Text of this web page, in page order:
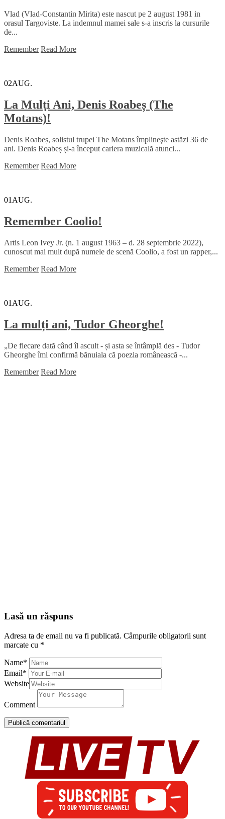
Vlad (Vlad-Constantin Mirita) este nascut pe 2 august 1981 in
orasul Targoviste. La indemnul mamei sale s-a inscris la cursurile
de...
Remember Read More
02AUG.
La Mulţi Ani, Denis Roabeș (The
Motans)!
Denis Roabeș, solistul trupei The Motans împlineşte astăzi 36 de
ani. Denis Roabeș și-a început cariera muzicală atunci...
Remember Read More
01 AUG.
Remember Coolio!
Artis Leon Ivey Jr. (n. 1 august 1963 – d. 28 septembrie 2022),
cunoscut mai mult după numele de scenă Coolio, a fost un rapper,...
Remember Read More
01 AUG.
La mulți ani, Tudor Gheorghe!
„De fiecare dată când îl ascult - și asta se întâmplă des - Tudor
Gheorghe îmi confirmă bănuiala că poezia românească -...
Remember Read More
Lasă un răspuns
Adresa ta de email nu va fi publicată. Câmpurile obligatorii sunt
marcate cu *
Name*
Email*
Website
Comment